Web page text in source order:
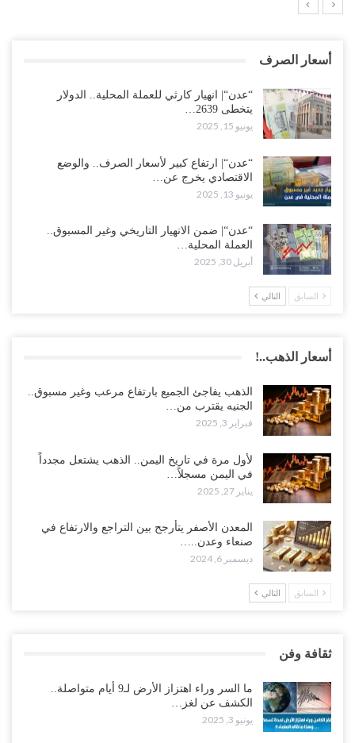
أسعار الصرف
“عدن“| انهيار كارثي للعملة المحلية.. الدولار
يتخطى 2639…
يونيو 15, 2025
“عدن“| ارتفاع كبير لأسعار الصرف.. والوضع
الاقتصادي يخرج عن…
يونيو 13, 2025
“عدن“| ضمن الانهيار التاريخي وغير المسبوق..
العملة المحلية…
أبريل 30, 2025
السابق التالي
أسعار الذهب..!
الذهب يفاجئ الجميع بارتفاع مرعب وغير مسبوق..
الجنيه يقترب من…
فبراير 3, 2025
لأول مرة في تاريخ اليمن.. الذهب يشتعل مجدداً
في اليمن مسجلاً…
يناير 27, 2025
المعدن الأصفر يتأرجح بين التراجع والارتفاع في
صنعاء وعدن..…
ديسمبر 6, 2024
السابق التالي
ثقافة وفن
ما السر وراء اهتزاز الأرض لـ9 أيام متواصلة..
الكشف عن لغز…
يونيو 3, 2025